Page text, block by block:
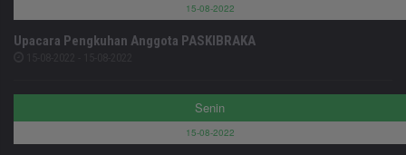
15-08-2022
Upacara Pengkuhan Anggota PASKIBRAKA
Senin
15-08-2022